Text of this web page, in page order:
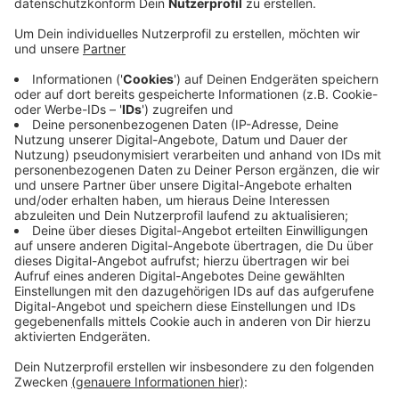
Anzeige
Demnach soll der Laden zum 1. Juli dieses Jahres von
der Supermarktkette übernommen werden – wie
bisher rund 100 andere Real-Märkte deutschlandweit
auch. Kaufland werde alle Mitarbeiter des Standorts
übernehmen, die zum Übernahmetag in einem gültigen
Arbeitsverhältnis stehen, heißt es von Real. Das
betrifft rund 200 Mitarbeiter.
Der letzte Verkaufstag von Real ist am kommenden
Samstag. Wie lange das Geschäft dann für den Umbau
geschlossen bleiben muss, ist noch nicht bekannt.